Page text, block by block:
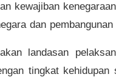
kewajiban
dan pembangunan
landasan
tingkat kehidupan